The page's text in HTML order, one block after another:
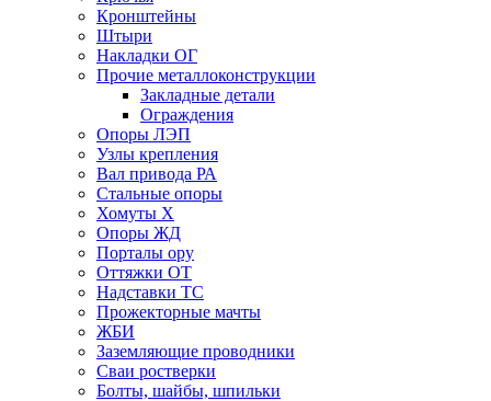
Кронштейны
Штыри
Накладки ОГ
Прочие металлоконструкции
Закладные детали
Ограждения
Опоры ЛЭП
Узлы крепления
Вал привода РА
Стальные опоры
Хомуты Х
Опоры ЖД
Порталы ору
Оттяжки ОТ
Надставки ТС
Прожекторные мачты
ЖБИ
Заземляющие проводники
Сваи ростверки
Болты, шайбы, шпильки